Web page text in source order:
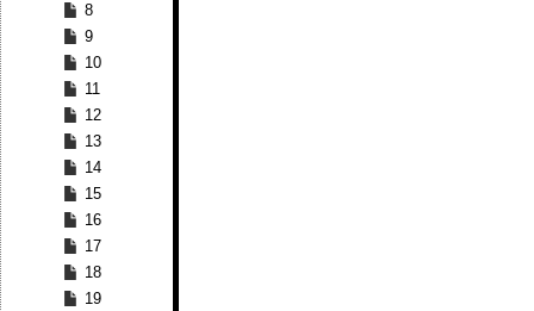
8
9
10
11
12
13
14
15
16
17
18
19